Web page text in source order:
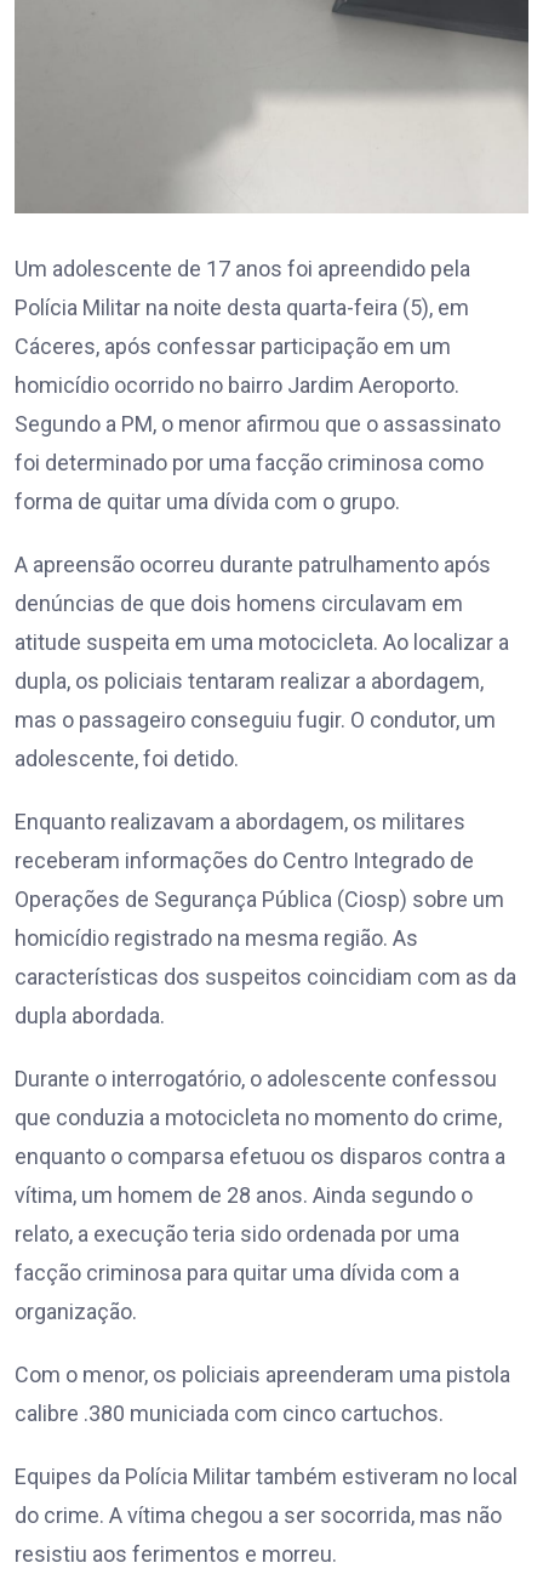
Um adolescente de 17 anos foi apreendido pela
Polícia Militar na noite desta quarta-feira (5), em
Cáceres, após confessar participação em um
homicídio ocorrido no bairro Jardim Aeroporto.
Segundo a PM, o menor afirmou que o assassinato
foi determinado por uma facção criminosa como
forma de quitar uma dívida com o grupo.
A apreensão ocorreu durante patrulhamento após
denúncias de que dois homens circulavam em
atitude suspeita em uma motocicleta. Ao localizar a
dupla, os policiais tentaram realizar a abordagem,
mas o passageiro conseguiu fugir. O condutor, um
adolescente, foi detido.
Enquanto realizavam a abordagem, os militares
receberam informações do Centro Integrado de
Operações de Segurança Pública (Ciosp) sobre um
homicídio registrado na mesma região. As
características dos suspeitos coincidiam com as da
dupla abordada.
Durante o interrogatório, o adolescente confessou
que conduzia a motocicleta no momento do crime,
enquanto o comparsa efetuou os disparos contra a
vítima, um homem de 28 anos. Ainda segundo o
relato, a execução teria sido ordenada por uma
facção criminosa para quitar uma dívida com a
organização.
Com o menor, os policiais apreenderam uma pistola
calibre .380 municiada com cinco cartuchos.
Equipes da Polícia Militar também estiveram no local
do crime. A vítima chegou a ser socorrida, mas não
resistiu aos ferimentos e morreu.